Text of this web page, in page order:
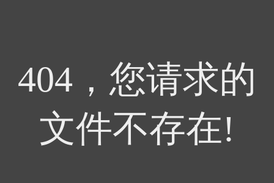
404，您请求的
文件不存在!